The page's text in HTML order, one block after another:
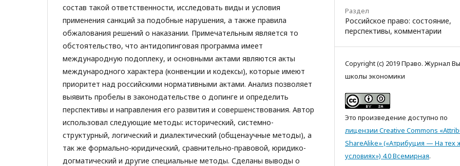
состав такой ответственности, исследовать виды и условия
применения санкций за подобные нарушения, а также правила
обжалования решений о наказании. Примечательным является то
обстоятельство, что антидопинговая программа имеет
международную подоплеку, и основными актами являются акты
международного характера (конвенции и кодексы), которые имеют
приоритет над российскими нормативными актами. Анализ позволяет
выявить пробелы в законодательстве о допинге и определить
перспективы и направления его развития и совершенствования. Автор
использовал следующие методы: исторический, системно-
структурный, логический и диалектический (общенаучные методы), а
так же формально-юридический, сравнительно-правовой, юридико-
догматический и другие специальные методы. Сделаны выводы о
Раздел
Российское право: состояние,
перспективы, комментарии
Copyright (c) 2019 Право. Журнал
школы экономики
Это произведение доступно по
лицензии Creative Commons
ShareAlike» («Атрибуция — На тех
условиях») 4.0 Всемирная.